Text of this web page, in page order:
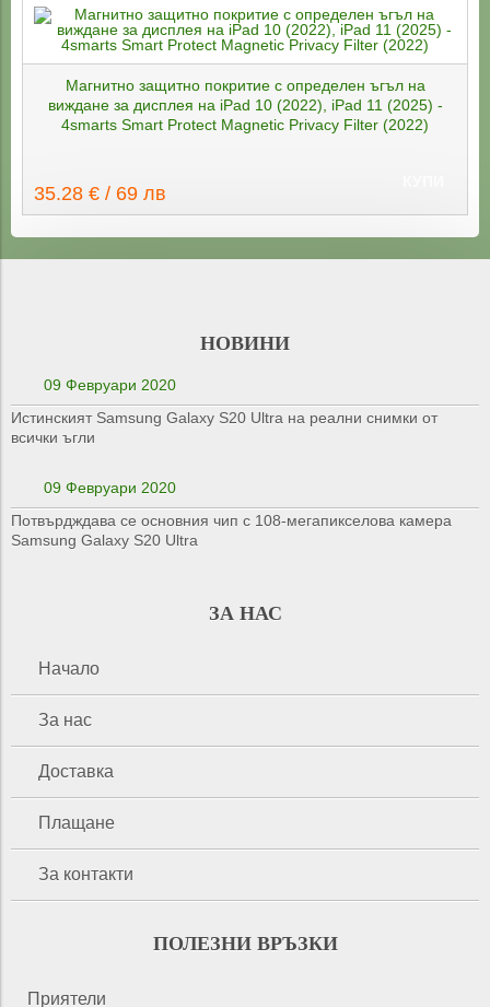
Магнитно защитно покритие с определен ъгъл на
виждане за дисплея на iPad 10 (2022), iPad 11 (2025) -
4smarts Smart Protect Magnetic Privacy Filter (2022)
35.28 € / 69 лв
НОВИНИ
09 Февруари 2020
Истинският Samsung Galaxy S20 Ultra на реални снимки от
всички ъгли
09 Февруари 2020
Потвърдждава се основния чип с 108-мегапикселова камера
Samsung Galaxy S20 Ultra
ЗА НАС
Начало
За нас
Доставка
Плащане
За контакти
ПОЛЕЗНИ ВРЪЗКИ
Приятели